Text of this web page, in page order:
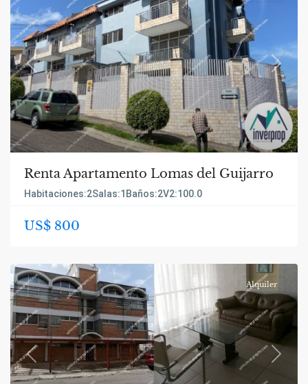
Previous Next
Renta Apartamento Lomas del Guijarro
Habitaciones:2Salas:1 Baños:2V2:100.0
US$ 800
Previous Next
Alquiler